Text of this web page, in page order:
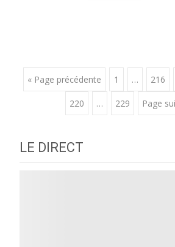
Posts
navigation
« Page précédente 1 … 216
220 … 229 Page
LE DIRECT